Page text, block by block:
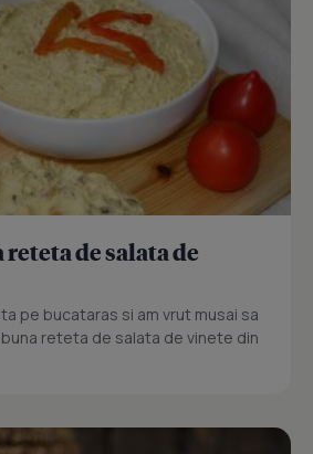
reteta de salata de
pe bucataras si am vrut musai sa
buna reteta de salata de vinete din